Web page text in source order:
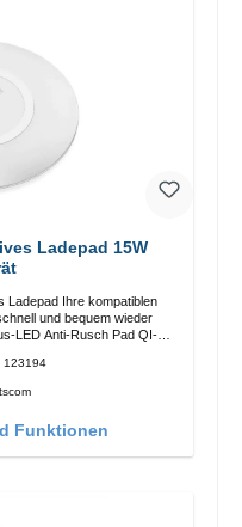
Ladepad 15W
Ladepad Ihre kompatiblen
und bequem wieder
123194
Funktionen